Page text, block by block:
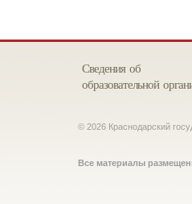
Сведения об
образовательной
© 2026 Краснодарский
Все материалы